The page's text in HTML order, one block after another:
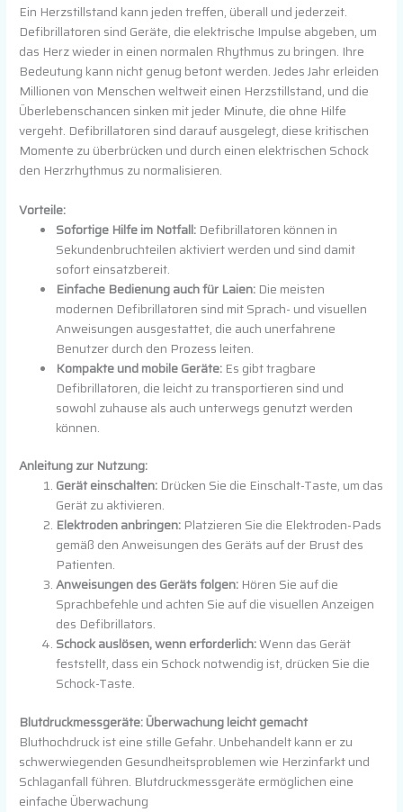
Ein Herzstillstand kann jeden treffen, überall und jederzeit.
Defibrillatoren sind Geräte, die elektrische Impulse abgeben, um
das Herz wieder in einen normalen Rhythmus zu bringen. Ihre
Bedeutung kann nicht genug betont werden. Jedes Jahr erleiden
Millionen von Menschen weltweit einen Herzstillstand, und die
Überlebenschancen sinken mit jeder Minute, die ohne Hilfe
vergeht. Defibrillatoren sind darauf ausgelegt, diese kritischen
Momente zu überbrücken und durch einen elektrischen Schock
den Herzrhythmus zu normalisieren.
Vorteile:
Sofortige Hilfe im Notfall: Defibrillatoren können in
Sekundenbruchteilen aktiviert werden und sind damit
sofort einsatzbereit.
Einfache Bedienung auch für Laien: Die meisten
modernen Defibrillatoren sind mit Sprach- und visuellen
Anweisungen ausgestattet, die auch unerfahrene
Benutzer durch den Prozess leiten.
Kompakte und mobile Geräte: Es gibt tragbare
Defibrillatoren, die leicht zu transportieren sind und
sowohl zuhause als auch unterwegs genutzt werden
können.
Anleitung zur Nutzung:
Gerät einschalten: Drücken Sie die Einschalt-Taste, um das
Gerät zu aktivieren.
Elektroden anbringen: Platzieren Sie die Elektroden-Pads
gemäß den Anweisungen des Geräts auf der Brust des
Patienten.
Anweisungen des Geräts folgen: Hören Sie auf die
Sprachbefehle und achten Sie auf die visuellen Anzeigen
des Defibrillators.
Schock auslösen, wenn erforderlich:Wenn das Gerät
feststellt, dass ein Schock notwendig ist, drücken Sie die
Schock-Taste.
Blutdruckmessgeräte: Überwachung leicht gemacht
Bluthochdruck ist eine stille Gefahr. Unbehandelt kann er zu
schwerwiegenden Gesundheitsproblemen wie Herzinfarkt und
Schlaganfall führen. Blutdruckmessgeräte ermöglichen eine
einfache Überwachung